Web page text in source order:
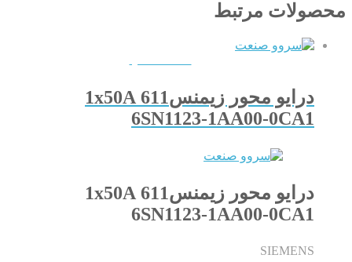
محصولات مرتبط
درایو محور زیمنس611 1x50A
6SN1123-1AA00-0CA1
درایو محور زیمنس611 1x50A
6SN1123-1AA00-0CA1
SIEMENS